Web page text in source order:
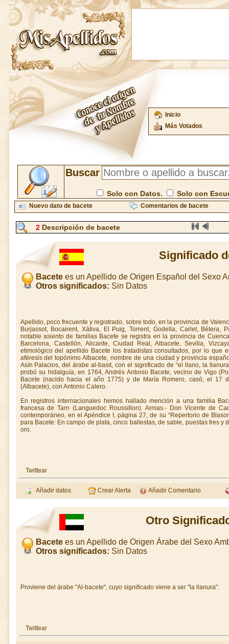
Inicio
Más Votados
Buscar
Solo con Datos. Solo con
Nuevo dato de bacete Comentarios de bacete
2 Descripción de bacete
Significado
Bacetees un Apellido de Origen Español del Sexo
Otros significados: Sin Datos
Apellido, poco frecuente y registrado, sobre todo, en la provincia de
Burjassot, Bocairent, Xátiva, El Puig, Torrent, Godella, Carlet, Bétera,
notable asiento de familias Bacete se registra en la provincia de
Barcelona, Castellón, Alicante, Ciudad Real, Albacete, Sevilla,
etimológico del apellido Bacete los tratadistas consultados, por lo que
aféresis del topónimo Albacete, nombre de una ciudad y provincia
Asín Palacios, del árabe al-basit, con el significado de “el llano, la
probó su hidalguía, en 1764, Andrés Antonio Bacete, vecino de Vigo
Bacete (nacido hacia el año 1775) y de María Romero, casó, el 17
(Albacete), con Antonio Calero.
En registros internacionales hemos hallado mención a una familia
francesa de Tarn (Languedoc Roussillon). Armas.- Don Vicente de
contemporáneo, en el Apéndice I, página 27, de su “Repertorio de
para Bacete: En campo de plata, cinco ballestas, de sable, puestas tres y
oro.
Twittear
Añadir datos Crear Alerta Añadir Comentario
Otro
Bacetees un Apellido de Origen Árabe del Sexo
Otros significados: Sin Datos
Proviene del árabe "Al-bacete", cuyo significado viene a ser "la llanura".
Twittear